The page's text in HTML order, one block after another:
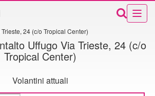
24 (c/o Tropical Center)
Uffugo Via Trieste, 24 (c/o
Tropical Center)
Volantini attuali